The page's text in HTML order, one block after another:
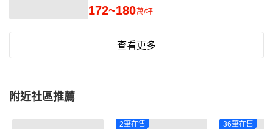
172~180萬/坪
查看更多
附近社區推薦
2筆在售 36筆在售